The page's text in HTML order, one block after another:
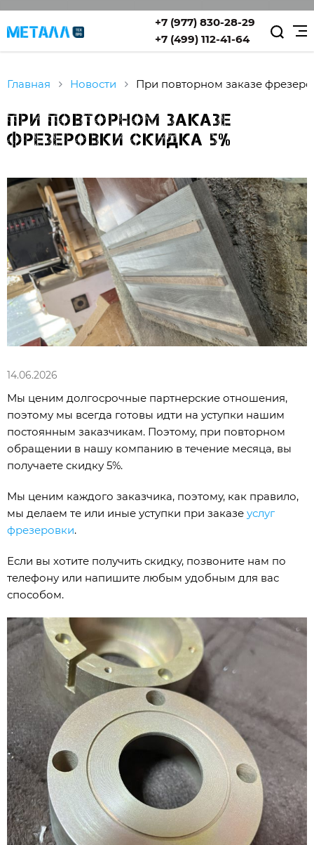
+7 (977) 830-28-29
+7 (499) 112-41-64
Главная Новости При повторном заказе
При повторном заказе
фрезеровки скидка 5%
14.06.2026
Мы ценим долгосрочные партнерские отношения,
поэтому мы всегда готовы идти на уступки нашим
постоянным заказчикам. Поэтому, при повторном
обращении в нашу компанию в течение месяца, вы
получаете скидку 5%.
Мы ценим каждого заказчика, поэтому, как правило,
мы делаем те или иные уступки при заказе услуг
фрезеровки.
Если вы хотите получить скидку, позвоните нам по
телефону или напишите любым удобным для вас
способом.